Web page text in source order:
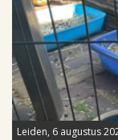
Leiden, 6 augustus